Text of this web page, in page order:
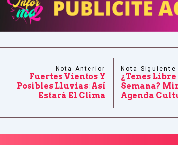
Nota Anterior
Fuertes Vientos Y
Posibles Lluvias: Así
Estará El Clima
Nota Siguiente
¿Tenes Libre
Semana?
Agenda